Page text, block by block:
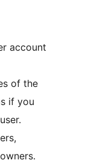
account
of the
if you